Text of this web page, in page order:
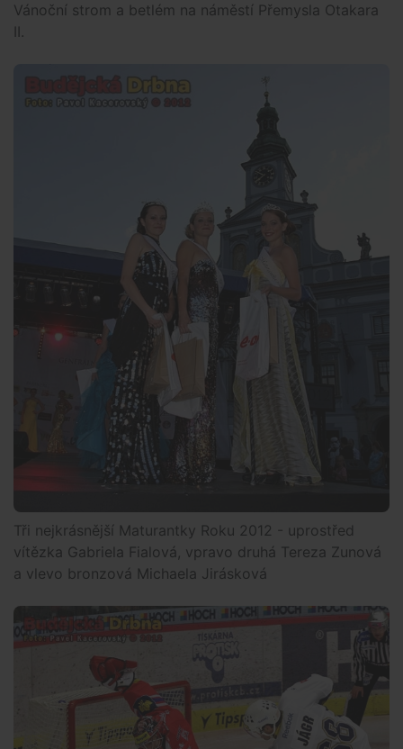
Vánoční strom a betlém na náměstí Přemysla Otakara
II.
Tři nejkrásnější Maturantky Roku 2012 - uprostřed
vítězka Gabriela Fialová, vpravo druhá Tereza Zunová
a vlevo bronzová Michaela Jirásková